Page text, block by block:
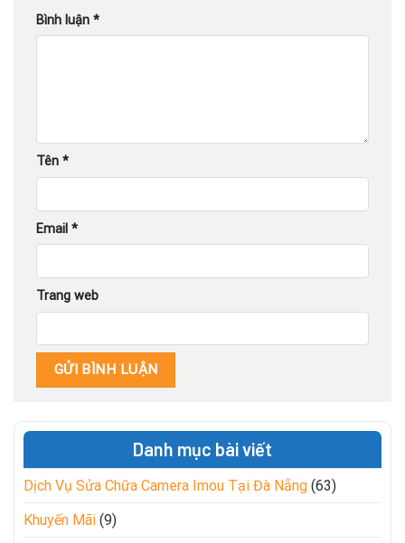
Bình luận *
Tên *
Email *
Trang web
Danh mục bài viết
Dịch Vụ Sửa Chữa Camera Imou Tại Đà Nẵng (63)
Khuyến Mãi (9)